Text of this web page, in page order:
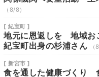
（8/8）
[ 紀宝町 ]
地元に恩返しを 地域お
紀宝町出身の杉浦さん
（
[ 新宮市 ]
食を通した健康づくり